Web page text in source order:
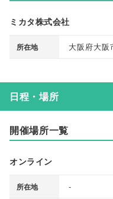
ミカタ株式会社
所在地 大阪府大
日程・場所
開催場所一覧
オンライン
所在地 -